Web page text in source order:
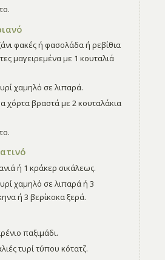
φακές ή φασολάδα ή ρεβίθια
μαγειρεμένα με 1 κουταλιά
χαμηλό σε λιπαρά.
χόρτα βραστά με 2 κουταλάκια
ή 1 κράκερ σικάλεως.
χαμηλό σε λιπαρά ή 3
ή 3 βερίκοκα ξερά.
παξιμάδι.
τυρί τύπου κότατζ.